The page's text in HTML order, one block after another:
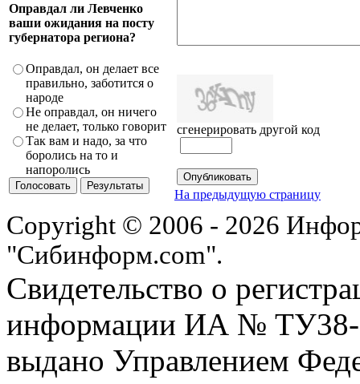
Оправдал ли Левченко
ваши ожидания на посту
губернатора региона?
Оправдал, он делает все
правильно, заботится о
народе
Не оправдал, он ничего
не делает, только говорит
Так вам и надо, за что
боролись на то и
напоролись
сгенерировать другой код
На предыдущую страницу
Copyright © 2006 - 2026
"Сибинформ.com".
Свидетельство о
информации ИА № ТУ38-
выдано Управлением